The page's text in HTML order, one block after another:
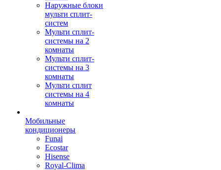
Наружные блоки
мульти сплит-
систем
Мульти сплит-
системы на 2
комнаты
Мульти сплит-
системы на 3
комнаты
Мульти сплит
системы на 4
комнаты
Мобильные
кондиционеры
Funai
Ecostar
Hisense
Royal-Clima